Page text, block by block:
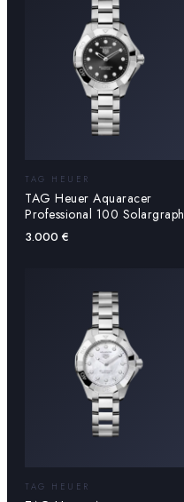
TAG HEUER
TAG Heuer Aquaracer
Professional 100 Solargraph
3.000 €
TAG HEUER